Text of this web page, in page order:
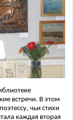
встречи. В этом
чьи стихи
каждая вторая